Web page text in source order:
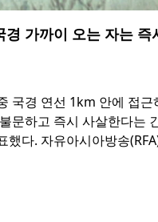
경 가까이 오는 자는 즉
국경 연선 1km 안에 접근
문하고 즉시 사살한다는
했다. 자유아시아방송